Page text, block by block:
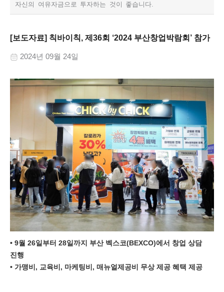
자신의 여유자금으로 투자하는 것이 좋습니다.​
[보도자료] 칙바이칙, 제36회 ‘2024 부산창업박람회’ 참가
2024년 09월 24일
• 9월 26일부터 28일까지 부산 벡스코(BEXCO)에서 창업 상담
진행
• 가맹비, 교육비, 마케팅비, 매뉴얼제공비 무상 제공 혜택 제공